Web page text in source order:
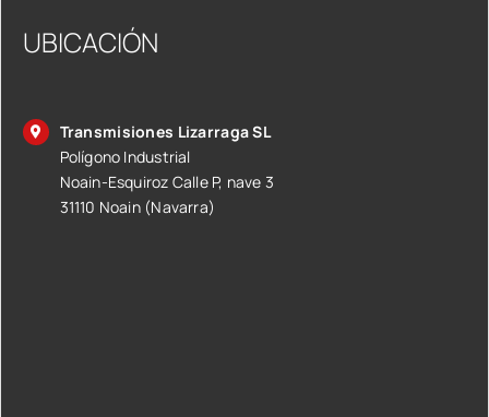
UBICACIÓN
Transmisiones Lizarraga SL
Polígono Industrial
Noain-Esquiroz Calle P, nave 3
31110 Noain (Navarra)